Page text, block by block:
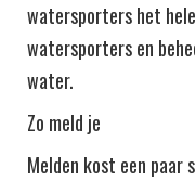
watersporters het
watersporters en
water.
Zo meld je
Melden kost een paar